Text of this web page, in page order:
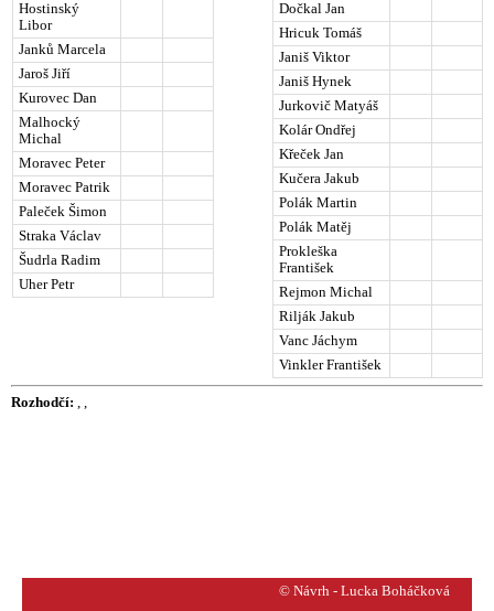
Hostinský
Libor
Janků Marcela
Jaroš Jiří
Kurovec Dan
Malhocký
Michal
Moravec Peter
Moravec Patrik
Paleček Šimon
Straka Václav
Šudrla Radim
Uher Petr
Dočkal Jan
Hricuk Tomáš
Janiš Viktor
Janiš Hynek
Jurkovič Matyáš
Kolár Ondřej
Křeček Jan
Kučera Jakub
Polák Martin
Polák Matěj
Prokleška
František
Rejmon Michal
Rilják Jakub
Vanc Jáchym
Vinkler František
Rozhodčí:
© Návrh - Lucka Boháčková